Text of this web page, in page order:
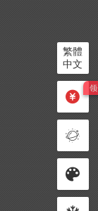
繁體
中文